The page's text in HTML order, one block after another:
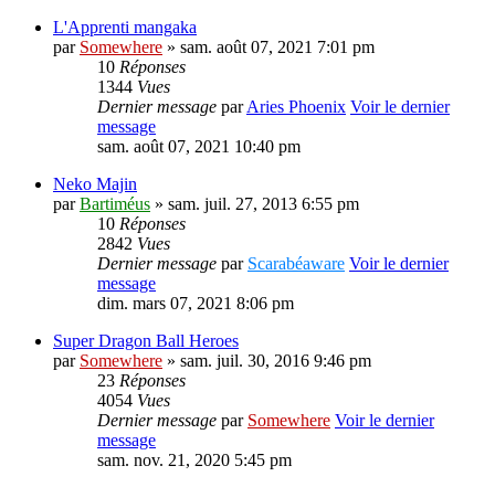
L'Apprenti mangaka
par Somewhere » sam. août 07, 2021 7:01 pm
10 Réponses
1344 Vues
Dernier message parAries Phoenix Voir le dernier
message
sam. août 07, 2021 10:40 pm
Neko Majin
parBartiméus » sam. juil. 27, 2013 6:55 pm
10 Réponses
2842 Vues
Dernier message par Scarabéaware Voir le dernier
message
dim. mars 07, 2021 8:06 pm
Super Dragon Ball Heroes
par Somewhere » sam. juil. 30, 2016 9:46 pm
23 Réponses
4054 Vues
Dernier message par Somewhere Voir le dernier
message
sam. nov. 21, 2020 5:45 pm